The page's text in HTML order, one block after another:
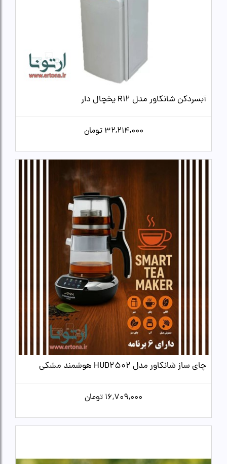
آبسردکن شانکاور مدل R12 یخچال دار
32,214,000 تومان
چای ساز شانکاور مدل HUD2502 هوشمند مشکی
16,709,000 تومان